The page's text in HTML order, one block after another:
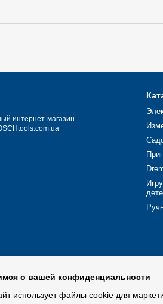
интернет-магазин
о вашей конфиденциальности
использует файлы cookie для